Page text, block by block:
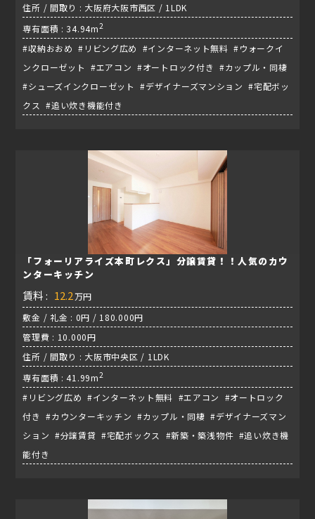
住所 / 間取り : 大阪府大阪市西区 / 1LDK
専有面積 : 34.94m2
#収納おおめ #リビング広め #インターネット無料 #ウォークイ
ンクローゼット #エアコン #オートロック付き #カップル・同棲
#シューズインクローゼット #デザイナーズマンション #宅配ボッ
クス #追い炊き機能付き
「フォーリアライズ本町レクス」分譲賃貸！！人気のカウ
ンターキッチン
賃料 : 12.2 万円
敷金 / 礼金 : 0円 / 180.000円
管理費 : 10.000円
住所 / 間取り : 大阪市中央区 / 1LDK
専有面積 : 41.99m2
#リビング広め #インターネット無料 #エアコン #オートロック
付き #カウンターキッチン #カップル・同棲 #デザイナーズマン
ション #分譲賃貸 #宅配ボックス #新築・築浅物件 #追い炊き機
能付き